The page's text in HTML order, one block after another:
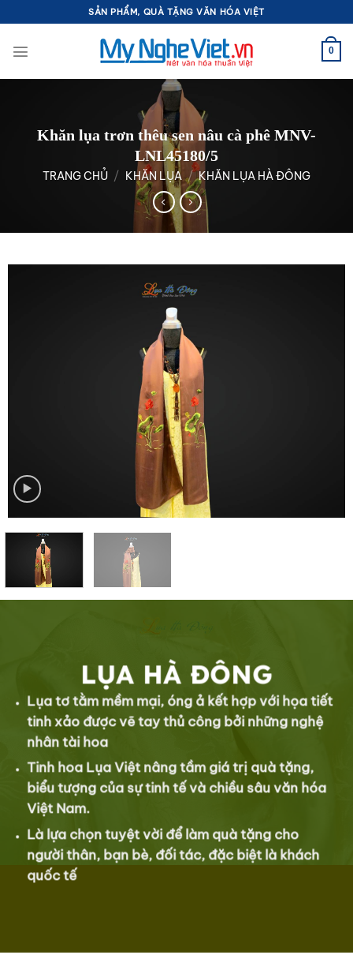
qua
nội
SẢN PHẨM, QUÀ TẶNG VĂN HÓA VIỆT
0
Khăn lụa trơn thêu sen nâu cà phê MNV-
LNL45180/5
TRANG CHỦ / KHĂN LỤA / KHĂN LỤA HÀ ĐÔNG
LỤA HÀ ĐÔNG
Lụa tơ tằm mềm mại, óng ả kết hợp với họa tiết
tinh xảo được vẽ tay thủ công bởi những nghệ
nhân tài hoa
Tinh hoa Lụa Việt nâng tầm giá trị quà tặng,
biểu tượng của sự tinh tế và chiều sâu văn hóa
Việt Nam.
Là lựa chọn tuyệt vời để làm quà tặng cho
người thân, bạn bè, đối tác, đặc biệt là khách
quốc tế